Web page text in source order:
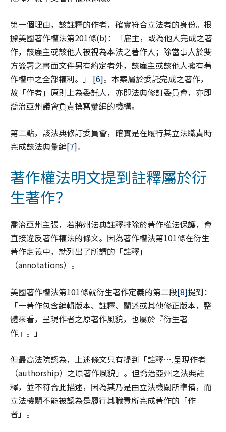
第一個理由，該註釋的作者，確實符合立法者的身份。根
據美國著作權法第201條(b)：「雇主，或為他人完成之著
作，該雇主或該他人被視為本法之著作人；除當事人於雙
方簽署之書面文件另有約定者外，該雇主或該他人擁有著
作權中之全部權利。」 [6]。本案屬於委託完成之著作，
故「作者」原則上為委託人，亦即法典修訂委員會，亦即
喬治亞州議會負責撰寫彙編的機構。
第二點，該法典修訂委員會，確實是在履行其立法職責時
完成該法典彙編[7]。
著作權法明文提到註釋屬於衍
生著作？
喬治亞州主張，若將州法典註釋排除於著作權法保護，會
直接違反著作權法的條文。因為著作權法第101條在衍生
著作定義中，就列出了所謂的「註釋」
（annotations）。
美國著作權法第101條就衍生著作定義的第二段[8]提到：
「一著作包含編輯版本、註釋、闡述或其他修正版本，整
體來看，呈現作者之原著作風貌，也屬於『衍生著
作』。」
但最高法院認為，上述條文只有提到「註釋….呈現作者
（authorship）之原著作風貌」。但喬治亞州之法典註
釋，並不符合此描述，因為其乃是由立法機關所準備，而
立法機關不能被認為是履行其職責所完成著作的「作
者」。